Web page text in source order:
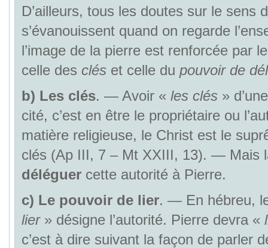
D’ailleurs, tous les doutes sur le sens
s’évanouissent quand on regarde
l’image de la pierre est renforcée par
celle des cléset celle du pouvoir de
b) Les clés. — Avoir « les clés»
cité, c’est en être le propriétaire ou
matière religieuse, le Christ est le
clés (Ap III, 7 – Mt XXIII, 13). — Mais
déléguercette autorité à Pierre.
c) Le pouvoir de lier. — En hébreu,
lier» désigne l’autorité. Pierre devra «
c’est à dire suivant la façon de parler